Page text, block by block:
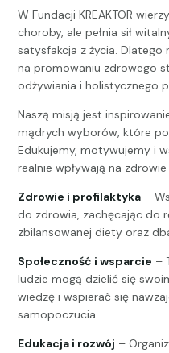
W Fundacji KREAKTOR
choroby, ale pełnia sił
satysfakcja z życia. Dlatego
na promowaniu zdrowego
odżywiania i holistycznego
Naszą misją jest
mądrych wyborów, które
Edukujemy, motywujemy i
realnie wpływają na
Zdrowie i profilaktyka –
do zdrowia, zachęcając do
zbilansowanej diety oraz
Społeczność i wsparcie –
ludzie mogą dzielić się
wiedzę i wspierać się
samopoczucia.
Edukacja i rozwój –